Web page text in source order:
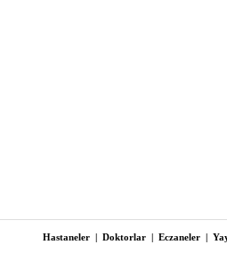
Hastaneler | Doktorlar | Eczaneler |